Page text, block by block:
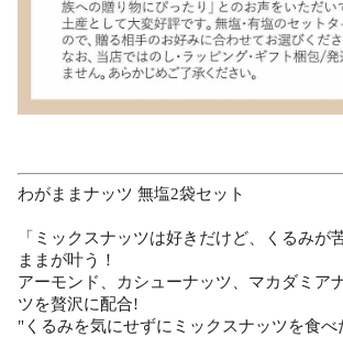
わがままナッツ 無塩2袋セット
「ミックスナッツは好きだけど、くるみが
ままが叶う！
アーモンド、カシューナッツ、マカダミア
ツを贅沢に配合!
"くるみを気にせずにミックスナッツを食べ